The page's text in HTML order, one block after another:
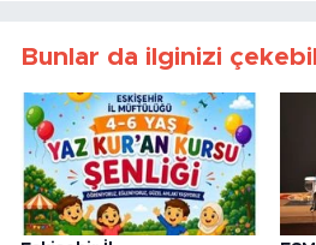
Bunlar da ilginizi